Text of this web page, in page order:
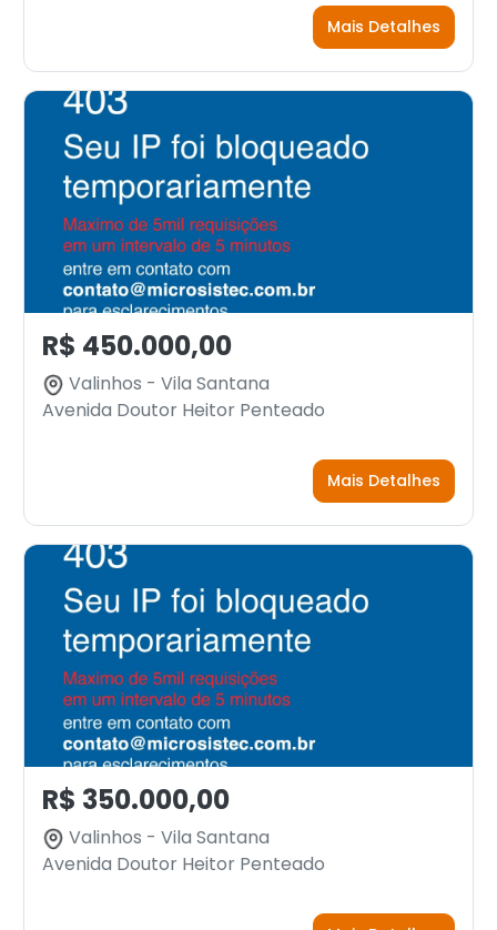
Mais Detalhes
R$ 450.000,00
Valinhos - Vila Santana
Avenida Doutor Heitor Penteado
Mais Detalhes
R$ 350.000,00
Valinhos - Vila Santana
Avenida Doutor Heitor Penteado